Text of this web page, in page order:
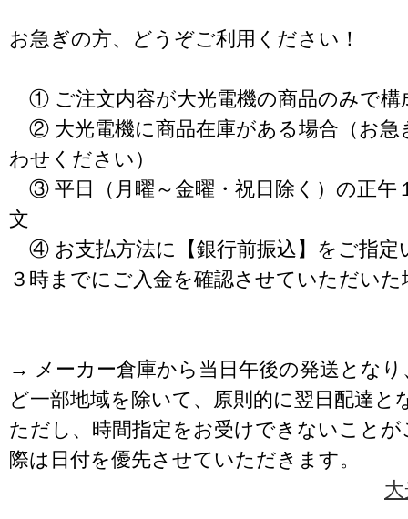
お急ぎの方、どうぞご利用ください！
① ご注文内容が大光電機の商品のみで構
② 大光電機に商品在庫がある場合（お急
わせください）
③ 平日（月曜～金曜・祝日除く）の正午
文
④ お支払方法に【銀行前振込】をご指定
３時までにご入金を確認させていただいた
→ メーカー倉庫から当日午後の発送となり
ど一部地域を除いて、原則的に翌日配達と
ただし、時間指定をお受けできないこと
際は日付を優先させていただきます。